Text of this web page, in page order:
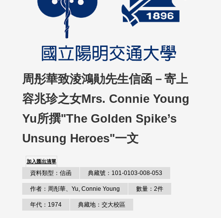
周彤華致淩鴻勛先生信函－寄上
容兆珍之女Mrs. Connie Young
Yu所撰"The Golden Spike’s
Unsung Heroes"一文
加入匯出清單
資料類型：信函 典藏號：101-0103-008-053
作者：周彤華、Yu, Connie Young 數量：2件
年代：1974 典藏地：交大校區